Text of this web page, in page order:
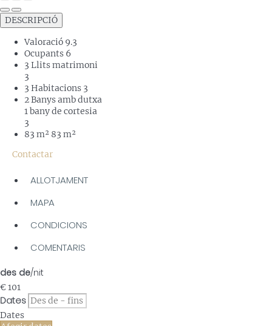
DESCRIPCIÓ
Valoració 9.3
Ocupants 6
3 Llits matrimoni
3
3 Habitacions 3
2 Banys amb dutxa
1 bany de cortesia
3
83 m² 83 m²
Contactar
ALLOTJAMENT
MAPA
CONDICIONS
COMENTARIS
des de/nit
€ 101
Dates
Dates